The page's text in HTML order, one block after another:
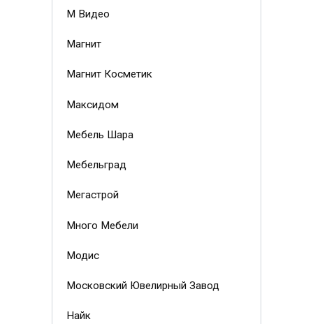
М Видео
Магнит
Магнит Косметик
Максидом
Мебель Шара
Мебельград
Мегастрой
Много Мебели
Модис
Московский Ювелирный Завод
Найк